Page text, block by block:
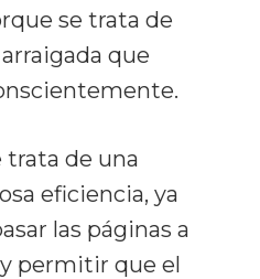
se trata de
que
trata de una
eficiencia, ya
las páginas a
permitir que el
Lectura Rápida
Técnicas De Estudio
Memorización
Productividad
Mentalidad